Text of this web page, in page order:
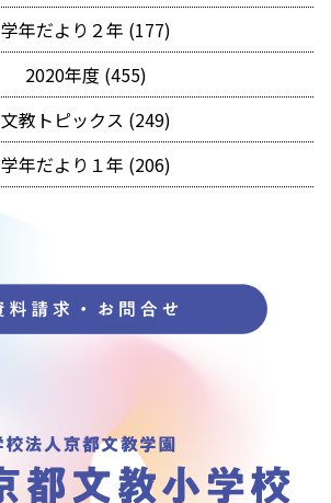
学年だより２年 (177)
2020年度 (455)
文教トピックス (249)
学年だより１年 (206)